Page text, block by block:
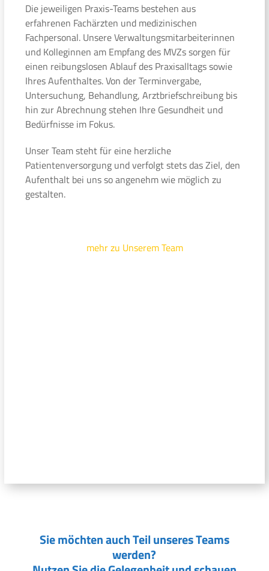
Die jeweiligen Praxis-Teams bestehen aus
erfahrenen Fachärzten und medizinischen
Fachpersonal. Unsere Verwaltungsmitarbeiterinnen
und Kolleginnen am Empfang des MVZs sorgen für
einen reibungslosen Ablauf des Praxisalltags sowie
Ihres Aufenthaltes. Von der Terminvergabe,
Untersuchung, Behandlung, Arztbriefschreibung bis
hin zur Abrechnung stehen Ihre Gesundheit und
Bedürfnisse im Fokus.
Unser Team steht für eine herzliche
Patientenversorgung und verfolgt stets das Ziel, den
Aufenthalt bei uns so angenehm wie möglich zu
gestalten.
mehr zu Unserem Team
Sie möchten auch Teil unseres Teams
werden?